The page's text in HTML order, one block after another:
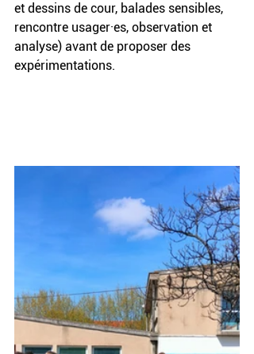
et dessins de cour, balades sensibles,
rencontre usager·es, observation et
analyse) avant de proposer des
expérimentations.